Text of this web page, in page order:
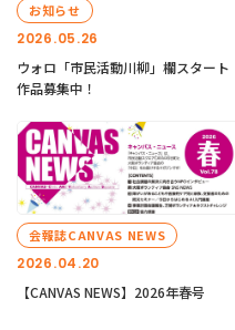
2026.05.26
お知らせ
ウォロ「市民活動川柳」欄スタート
作品募集中！
2026.04.20
会報誌CANVAS NEWS
【CANVAS NEWS】2026年春号